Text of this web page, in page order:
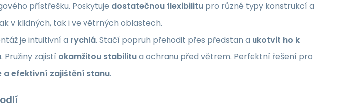
přístřešku. Poskytuje dostatečnou flexibilitu pro různé typy konstrukcí a
v klidných, tak i ve větrných oblastech.
je intuitivní a rychlá. Stačí popruh přehodit přes předstan a ukotvit ho k
zajistí okamžitou stabilitua ochranu před větrem. Perfektní řešení pro
a efektivní zajištění stanu.